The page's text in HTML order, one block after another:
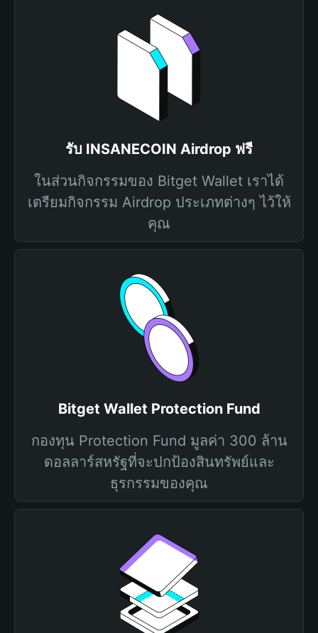
รับ INSANECOIN Airdrop ฟรี
ในส่วนกิจกรรมของ Bitget Wallet เราได้
เตรียมกิจกรรม Airdrop ประเภทต่างๆ ไว้ให้
คุณ
Bitget Wallet Protection Fund
กองทุน Protection Fund มูลค่า 300 ล้าน
ดอลลาร์สหรัฐที่จะปกป้องสินทรัพย์และ
ธุรกรรมของคุณ